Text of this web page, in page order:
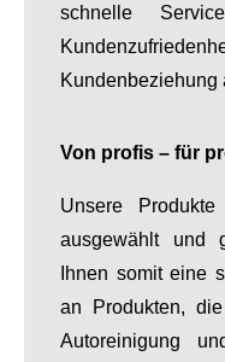
schnelle
Kundenbeziehung
Von profis – für
Unsere
ausgewählt und
Ihnen somit eine
an Produkten,
Autoreinigung